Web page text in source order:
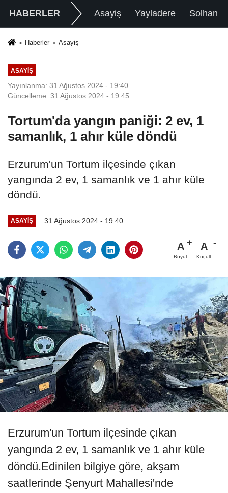
HABERLER Asayiş Yayladere Solhan
Haberler Asayiş
ASAYIŞ
Yayınlanma: 31 Ağustos 2024 - 19:40
Güncelleme: 31 Ağustos 2024 - 19:45
Tortum'da yangın paniği: 2 ev, 1
samanlık, 1 ahır küle döndü
Erzurum'un Tortum ilçesinde çıkan
yangında 2 ev, 1 samanlık ve 1 ahır küle
döndü.
ASAYIŞ 31 Ağustos 2024 - 19:40
A
Büyüt
A
Küçült
Erzurum'un Tortum ilçesinde çıkan
yangında 2 ev, 1 samanlık ve 1 ahır küle
döndü.Edinilen bilgiye göre, akşam
saatlerinde Şenyurt Mahallesi'nde